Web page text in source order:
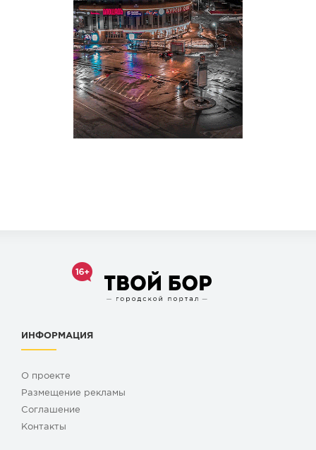
ИНФОРМАЦИЯ
О проекте
Размещение рекламы
Cоглашение
Контакты